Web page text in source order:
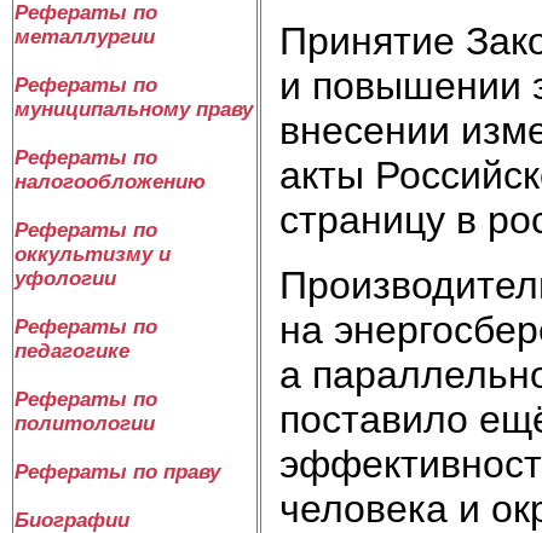
Рефераты по
металлургии
Рефераты по
муниципальному праву
Рефераты по
налогообложению
Рефераты по
оккультизму и
уфологии
Рефераты по
педагогике
Рефераты по
политологии
Рефераты по праву
Биографии
Принятие
и повышении
внесении
акты
страницу в
на
а
поставило
человека и